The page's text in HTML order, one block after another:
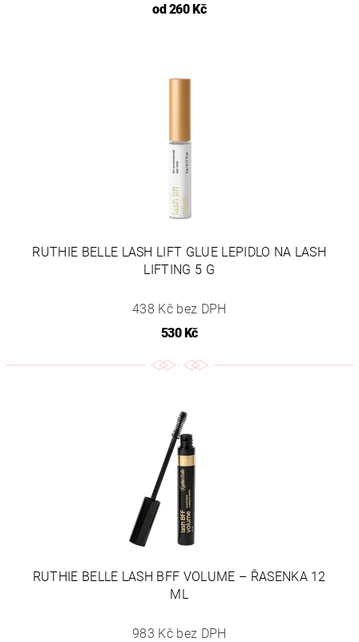
od260 Kč
RUTHIE BELLE LASH LIFT GLUE LEPIDLO NA LASH
LIFTING 5 G
438 Kč bez DPH
530 Kč
RUTHIE BELLE LASH BFF VOLUME – ŘASENKA 12
ML
983 Kč bez DPH